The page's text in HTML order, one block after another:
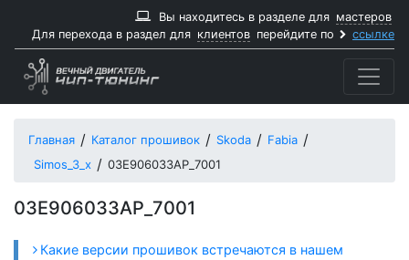
Вы находитесь в разделе для мастеров
Для перехода в раздел для клиентов перейдите по ссылке
Главная Каталог прошивок Skoda
Fabia
Simos_3_x
03E906033AP_7001
03E906033AP_7001
Какие версии прошивок встречаются в нашем